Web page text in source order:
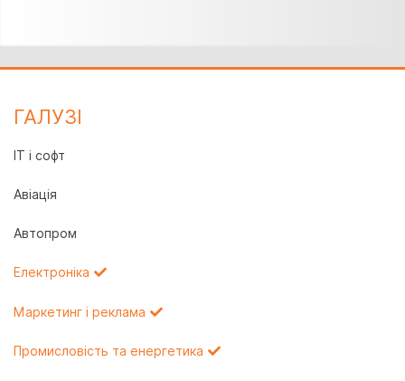
ГАЛУЗI
IT і софт
Авіація
Автопром
Електроніка
Маркетинг і реклама
Промисловість та енергетика